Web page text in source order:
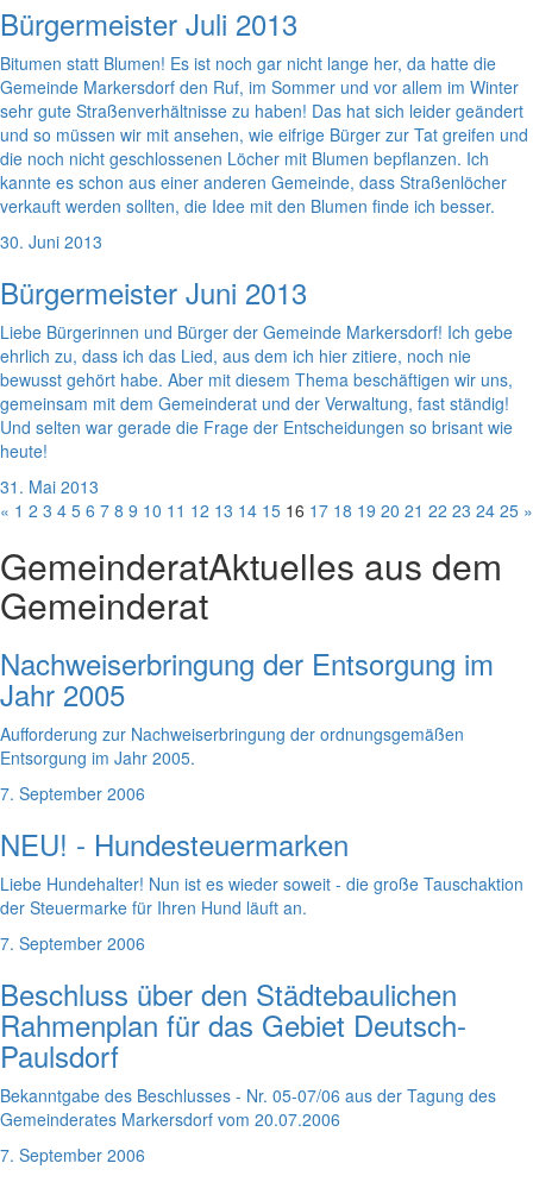
Bürgermeister Juli 2013
Bitumen statt Blumen! Es ist noch gar nicht lange her, da hatte die
Gemeinde Markersdorf den Ruf, im Sommer und vor allem im Winter
sehr gute Straßenverhältnisse zu haben! Das hat sich leider geändert
und so müssen wir mit ansehen, wie eifrige Bürger zur Tat greifen und
die noch nicht geschlossenen Löcher mit Blumen bepflanzen. Ich
kannte es schon aus einer anderen Gemeinde, dass Straßenlöcher
verkauft werden sollten, die Idee mit den Blumen finde ich besser.
30. Juni 2013
Bürgermeister Juni 2013
Liebe Bürgerinnen und Bürger der Gemeinde Markersdorf! Ich gebe
ehrlich zu, dass ich das Lied, aus dem ich hier zitiere, noch nie
bewusst gehört habe. Aber mit diesem Thema beschäftigen wir uns,
gemeinsam mit dem Gemeinderat und der Verwaltung, fast ständig!
Und selten war gerade die Frage der Entscheidungen so brisant wie
heute!
31. Mai 2013
« 1 2 3 4 5 6 7 8 9 10 11 12 13 14 15 16 17 18 19 20 21 22 23 24 25 »
GemeinderatAktuelles aus dem
Gemeinderat
Nachweiserbringung der Entsorgung im
Jahr 2005
Aufforderung zur Nachweiserbringung der ordnungsgemäßen
Entsorgung im Jahr 2005.
7. September 2006
NEU! - Hundesteuermarken
Liebe Hundehalter! Nun ist es wieder soweit - die große Tauschaktion
der Steuermarke für Ihren Hund läuft an.
7. September 2006
Beschluss über den Städtebaulichen
Rahmenplan für das Gebiet Deutsch-
Paulsdorf
Bekanntgabe des Beschlusses - Nr. 05-07/06 aus der Tagung des
Gemeinderates Markersdorf vom 20.07.2006
7. September 2006